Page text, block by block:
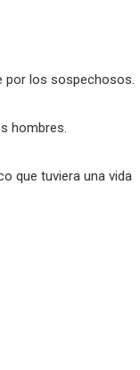
por los sospechosos.
hombres.
que tuviera una vida